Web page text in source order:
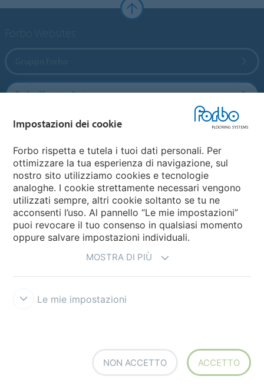
Forbo Flooring Systems
Forbo Movement Systems
Seleziona una nazione
Seleziona una nazione
Impostazioni dei cookie
Forbo rispetta e tutela i tuoi dati personali. Per
ottimizzare la tua esperienza di navigazione, sul
nostro sito utilizziamo cookies e tecnologie
analoghe. I cookie strettamente necessari vengono
utilizzati sempre, altri cookie soltanto se tu ne
acconsenti l’uso. Al pannello “Le mie impostazioni”
puoi revocare il tuo consenso in qualsiasi momento
oppure salvare impostazioni individuali.
MOSTRA DI PIÙ
Le mie impostazioni
NON ACCETTO ACCETTO